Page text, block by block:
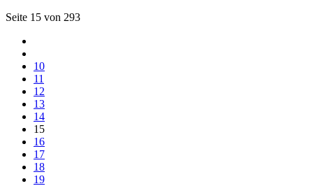
Seite 15 von 293
10
11
12
13
14
15
16
17
18
19